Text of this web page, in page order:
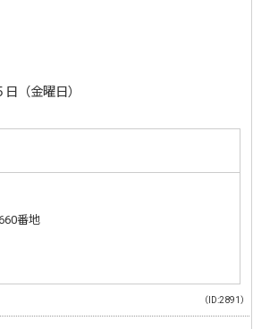
（金曜日）
番地
（ID:2891）